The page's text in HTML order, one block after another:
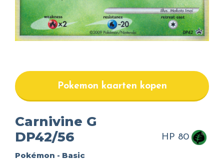
Pokemon kaarten kopen
Carnivine G
DP42/56
Pokémon - Basic
HP 80